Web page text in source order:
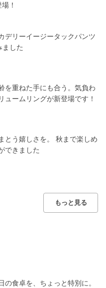
！
カデリーイージータックパンツ
ました
齢を重ねた手にも合う。気負わ
ュームリングが新登場です！
まとう嬉しさを。 秋まで楽しめ
できました
もっと見る
の食卓を、ちょっと特別に。